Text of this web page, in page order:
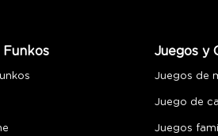
Funkos Juegos y
Juegos de
Juego de
Juegos